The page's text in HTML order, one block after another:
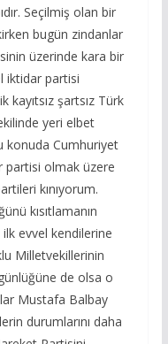
Seçilmiş olan bir
bugün zindanlar
üzerinde kara bir
iktidar partisi
kayıtsız şartsız Türk
yeri elbet
konuda Cumhuriyet
partisi olmak üzere
kınıyorum.
kısıtlamanın
ilk evvel kendilerine
Milletvekillerinin
de olsa o
Mustafa Balbay
durumlarını daha